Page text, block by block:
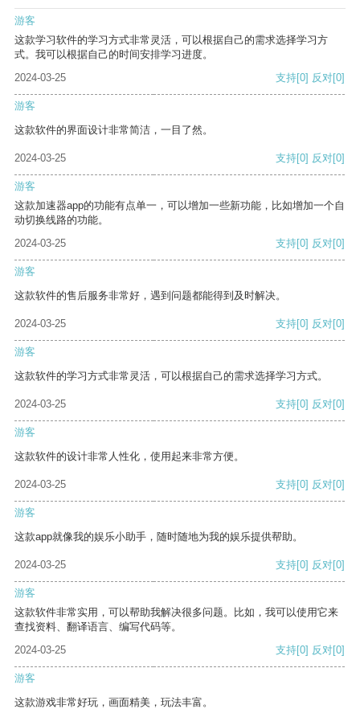
游客
这款学习软件的学习方式非常灵活，可以根据自己的需求选择学习方
式。我可以根据自己的时间安排学习进度。
2024-03-25
支持[0] 反对[0]
游客
这款软件的界面设计非常简洁，一目了然。
2024-03-25 支持[0] 反对[0]
游客
这款加速器app的功能有点单一，可以增加一些新功能，比如增加一个自
动切换线路的功能。
2024-03-25
支持[0] 反对[0]
游客
这款软件的售后服务非常好，遇到问题都能得到及时解决。
2024-03-25 支持[0] 反对[0]
游客
这款软件的学习方式非常灵活，可以根据自己的需求选择学习方式。
2024-03-25 支持[0] 反对[0]
游客
这款软件的设计非常人性化，使用起来非常方便。
2024-03-25 支持[0] 反对[0]
游客
这款app就像我的娱乐小助手，随时随地为我的娱乐提供帮助。
2024-03-25 支持[0] 反对[0]
游客
这款软件非常实用，可以帮助我解决很多问题。比如，我可以使用它来
查找资料、翻译语言、编写代码等。
2024-03-25
支持[0] 反对[0]
游客
这款游戏非常好玩，画面精美，玩法丰富。